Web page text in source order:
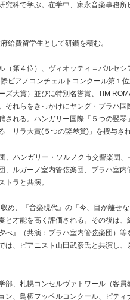
科で学ぶ。在学中、家永音楽事務所
給費留学生として研鑽を積む。
第４位）、ヴィオッティ＝バルセシ
ピアノコンチェルトコンクール第１
大賞）並びに特別名誉賞、TIM
れらをきっかけにヤング・プラハ国
れる。ハンガリー国際「５つの竪琴
リラ大賞(５つの竪琴賞)」を授与され
ハンガリー・ソルノク市交響楽団、
ルガーノ室内管弦楽団、プラハ室内
ラと共演。
め、『音楽現代』の「今、目が離せ
才能を高く評価される。その後は、
』（共演：プラハ室内管弦楽団）等
、ピアニスト山田武彦氏と共演し、
、札幌コンセルヴァトワール（客員
、鳥栖フッペルコンクール、ピティ